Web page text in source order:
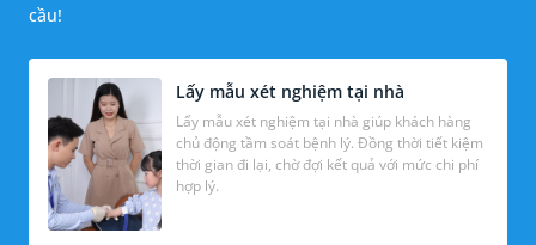
cầu!
Lấy mẫu xét nghiệm tại nhà
Lấy mẫu xét nghiệm tại nhà giúp khách hàng
chủ động tầm soát bệnh lý. Đồng thời tiết kiệm
thời gian đi lại, chờ đợi kết quả với mức chi phí
hợp lý.